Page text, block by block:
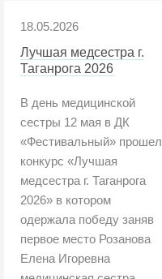
18.05.2026
Лучшая медсестра г.
Таганрога 2026
В день медицинской
сестры 12 мая в ДК
«Фестивальный» прошел
конкурс «Лучшая
медсестра г. Таганрога
2026» в котором
одержала победу заняв
первое место Розанова
Елена Игоревна